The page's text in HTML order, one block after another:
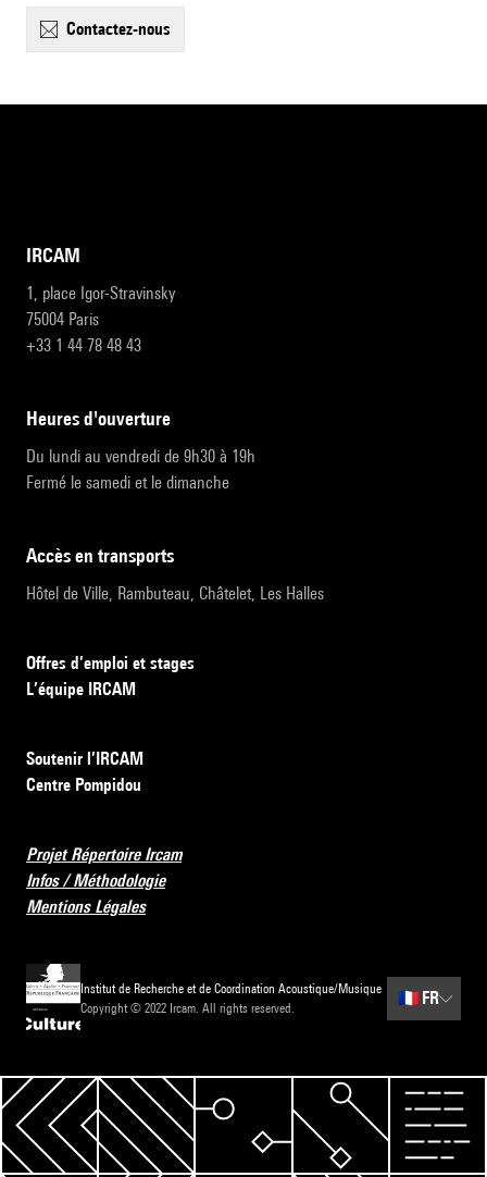
contactez-nous
IRCAM
1, place Igor-Stravinsky
75004 Paris
+33 1 44 78 48 43
heures d'ouverture
Du lundi au vendredi de 9h30 à 19h
Fermé le samedi et le dimanche
accès en transports
Hôtel de Ville, Rambuteau, Châtelet, Les Halles
Offres d’emploi et stages
L’équipe IRCAM
Soutenir l’IRCAM
Centre Pompidou
Projet Répertoire Ircam
Infos / Méthodologie
Mentions Légales
Institut de Recherche et de Coordination Acoustique/Musique
Copyright © 2022 Ircam. All rights reserved.
🇫🇷 FR